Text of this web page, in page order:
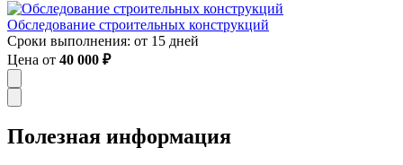
Обследование строительных конструкций
Сроки выполнения: от 15 дней
Цена от 40 000 ₽
Полезная информация